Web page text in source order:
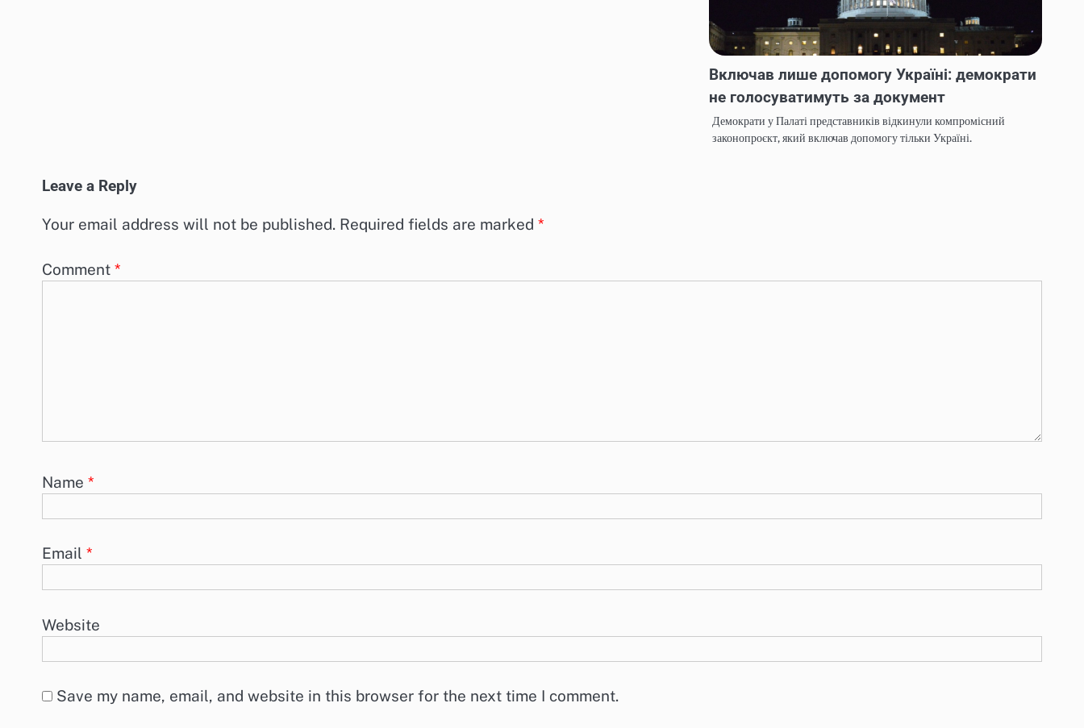
Включав лише допомогу Україні: демократи
не голосуватимуть за документ
Демократи у Палаті представників відкинули компромісний
законопроєкт, який включав допомогу тільки Україні.
Leave a Reply
Your email address will not be published. Required fields are marked *
Comment *
Name *
Email *
Website
Save my name, email, and website in this browser for the next time I comment.